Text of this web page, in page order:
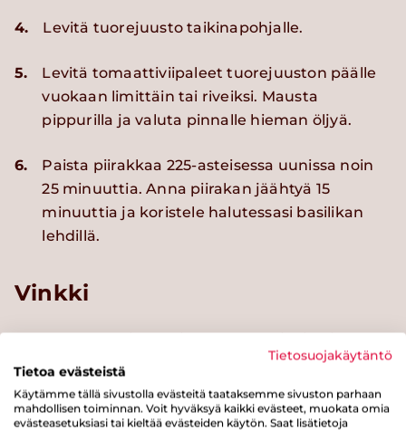
4. Levitä tuorejuusto taikinapohjalle.
5.
Levitä tomaattiviipaleet tuorejuuston päälle
vuokaan limittäin tai riveiksi. Mausta
pippurilla ja valuta pinnalle hieman öljyä.
6.
Paista piirakkaa 225-asteisessa uunissa noin
25 minuuttia. Anna piirakan jäähtyä 15
minuuttia ja koristele halutessasi basilikan
lehdillä.
Vinkki
Kesällä tomaatit ovat ihanan makeita ja eivät
tarvitse makeutusta, mutta syksyllä ja talvella voi
vaahterasiirappia.
Tietosuojakäytäntö
Tietoa evästeistä
Käytämme tällä sivustolla evästeitä taataksemme sivuston parhaan
mahdollisen toiminnan. Voit hyväksyä kaikki evästeet, muokata omia
evästeasetuksiasi tai kieltää evästeiden käytön. Saat lisätietoja